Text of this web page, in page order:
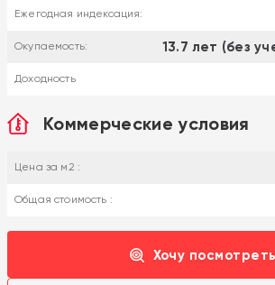
Ежегодная индексация:
Окупаемость: 13.7 лет (без
Доходность
Коммерческие условия
Цена за м2 :
Общая стоимость :
Хочу посмотреть